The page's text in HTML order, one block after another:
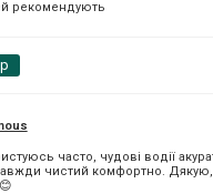
рекомендують
часто, чудові водії
чистий комфортно.